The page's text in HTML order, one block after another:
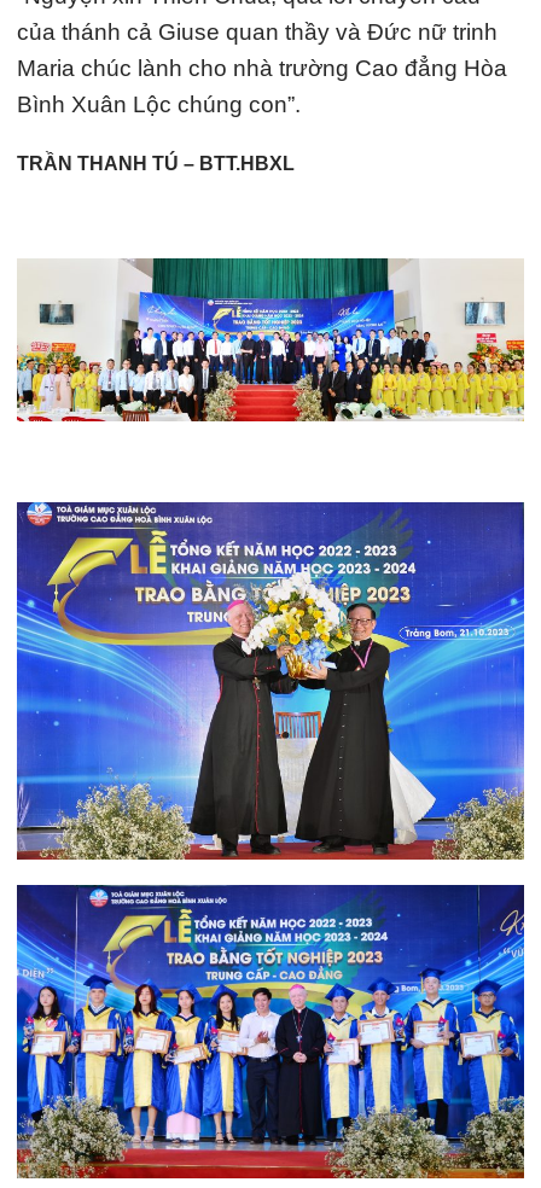
của thánh cả Giuse quan thầy và Đức nữ trinh
Maria chúc lành cho nhà trường Cao đẳng Hòa
Bình Xuân Lộc chúng con”.
TRẦN THANH TÚ – BTT.HBXL